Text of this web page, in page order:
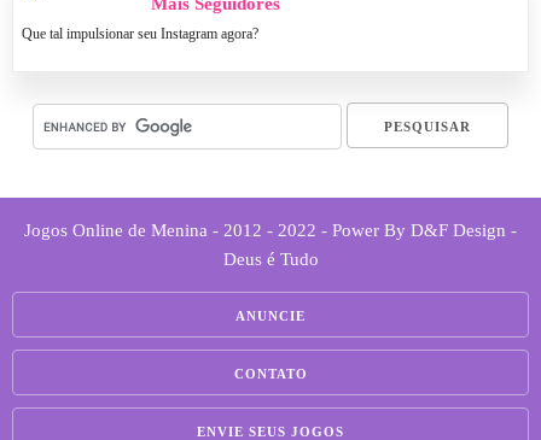
Que tal impulsionar seu Instagram agora?
Jogos Online de Menina - 2012 - 2022 - Power By D&F Design -
Deus é Tudo
ANUNCIE
CONTATO
ENVIE SEUS JOGOS